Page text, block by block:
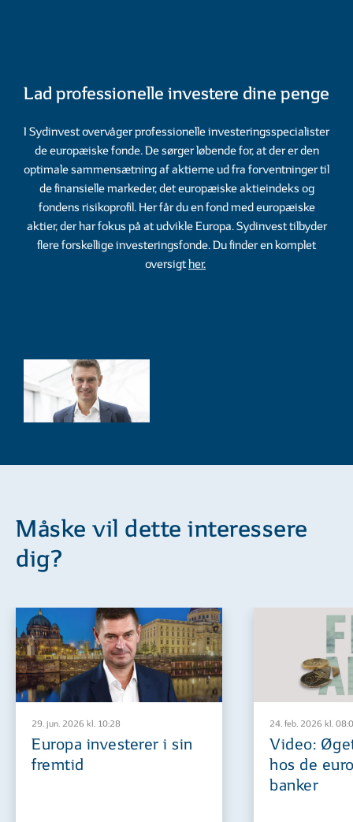
Lad professionelle investere dine penge
I Sydinvest overvåger professionelle investeringsspecialister
de europæiske fonde. De sørger løbende for, at der er den
optimale sammensætning af aktierne ud fra forventninger til
de finansielle markeder, det europæiske aktieindeks og
fondens risikoprofil. Her får du en fond med europæiske
aktier, der har fokus på at udvikle Europa. Sydinvest tilbyder
flere forskellige investeringsfonde. Du finder en komplet
oversigther.
Måske vil dette interessere
dig?
29. jun. 2026 kl. 10:28
Europa investerer i sin
fremtid
24. feb. 2026 kl.
Video:
hos de
banker